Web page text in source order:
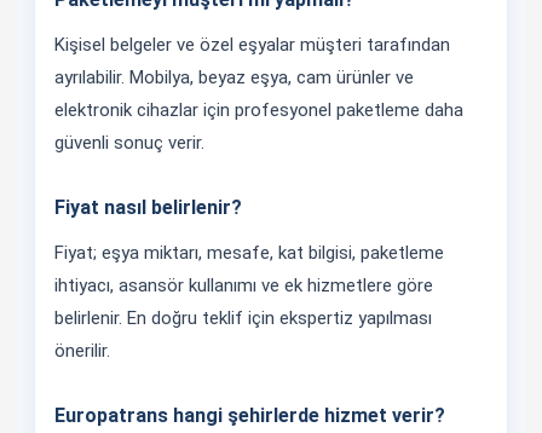
Kişisel belgeler ve özel eşyalar müşteri tarafından
ayrılabilir. Mobilya, beyaz eşya, cam ürünler ve
elektronik cihazlar için profesyonel paketleme daha
güvenli sonuç verir.
Fiyat nasıl belirlenir?
Fiyat; eşya miktarı, mesafe, kat bilgisi, paketleme
ihtiyacı, asansör kullanımı ve ek hizmetlere göre
belirlenir. En doğru teklif için ekspertiz yapılması
önerilir.
Europatrans hangi şehirlerde hizmet verir?